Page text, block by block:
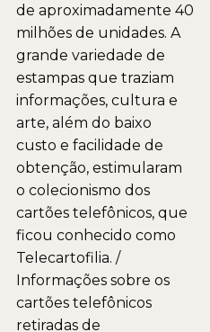
de aproximadamente 40
milhões de unidades. A
grande variedade de
estampas que traziam
informações, cultura e
arte, além do baixo
custo e facilidade de
obtenção, estimularam
o colecionismo dos
cartões telefônicos, que
ficou conhecido como
Telecartofilia. /
Informações sobre os
cartões telefônicos
retiradas de